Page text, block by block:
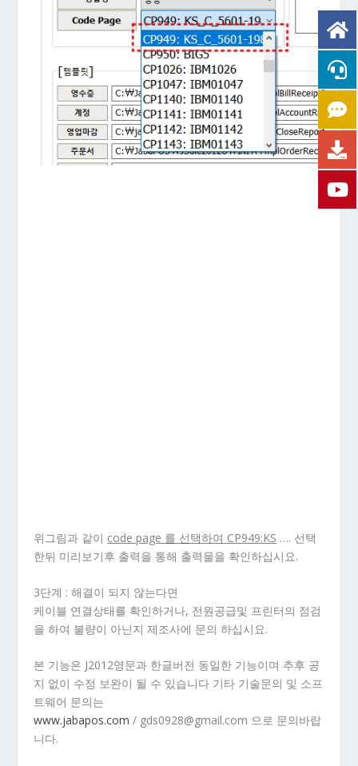
위그림과 같이 code page 를 선택하여 CP949:KS …. 선택
한뒤 미리보기후 출력을 통해 출력물을 확인하십시요.
3단계 : 해결이 되지 않는다면
케이블 연결상태를 확인하거나, 전원공급및 프린터의 점검
을 하여 불량이 아닌지 제조사에 문의 하십시요.
본 기능은 J2012영문과 한글버전 동일한 기능이며 추후 공
지 없이 수정 보완이 될 수 있습니다 기타 기술문의 및 소프
트웨어 문의는
www.jabapos.com / gds0928@gmail.com 으로 문의바랍
니다.